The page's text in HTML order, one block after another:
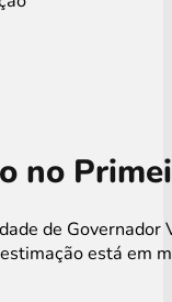
no
de
está em